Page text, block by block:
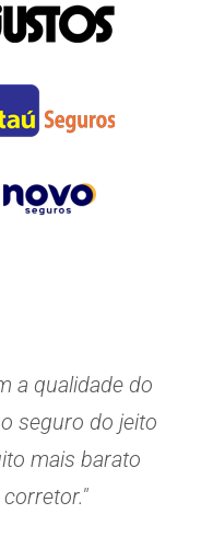
a qualidade do
seguro do jeito
mais barato